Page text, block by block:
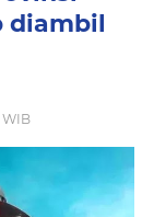
diambil
WIB